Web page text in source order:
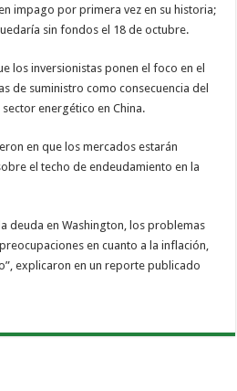
impago por primera vez en su historia;
sin fondos el 18 de octubre.
los inversionistas ponen el foco en el
de suministro como consecuencia del
energético en China.
en que los mercados estarán
el techo de endeudamiento en la
deuda en Washington, los problemas
en cuanto a la inflación,
explicaron en un reporte publicado